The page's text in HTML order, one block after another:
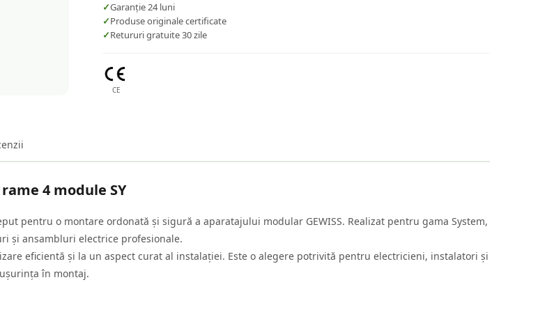
✓Garanție 24 luni
✓Produse originale certificate
✓Retururi gratuite 30 zile
CE
4 module SY
pentru o montare ordonată și sigură a aparatajului modular GEWISS. Realizat pentru gama System,
și ansambluri electrice profesionale.
eficientă și la un aspect curat al instalației. Este o alegere potrivită pentru electricieni, instalatori și
în montaj.